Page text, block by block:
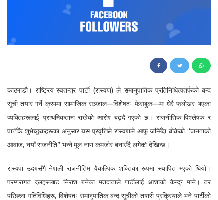
काठमाडौ। राष्ट्रिय स्वतन्त्र पार्टी (रास्वपा) ले समानुपातिक प्रतिनिधित्वतर्फको बन्द
सूची तयार गर्ने क्रममा सामाजिक सञ्जाल—विशेषतः फेसबुक—मा धेरै फलोअर भएका
व्यक्तिहरूलाई प्राथमिकतामा राखेको आरोप बढ्दै गएको छ। राजनीतिक विश्लेषक र
पार्टीकै शुभेच्छुकहरूका अनुसार यस प्रवृत्तिले रास्वपाले आफू जन्मिँदा बोकेको “जनताको
आवाज, नयाँ राजनीति” भन्ने मूल नारा कमजोर बनाउँदै लगेको देखिन्छ।
रास्वपा उदयसँगै नेपाली राजनीतिमा वैकल्पिक शक्तिका रूपमा स्थापित भएको थियो।
परम्परागत दलहरूबाट निराश बनेका मतदाताले पार्टीलाई आशाको केन्द्र माने। तर
पछिल्ला गतिविधिहरू, विशेषतः समानुपातिक बन्द सूचीको तयारी प्रक्रियाले भने पार्टीको